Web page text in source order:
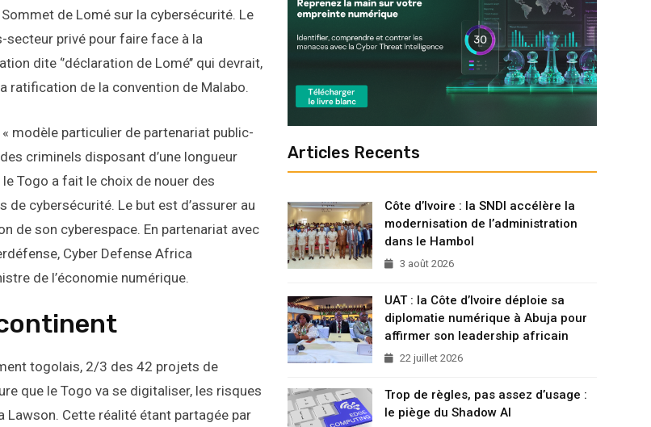
de Lomé sur la cybersécurité. Le
secteur privé pour faire face à la
dite ‘’déclaration de Lomé’’ qui devrait,
ratification de la convention de Malabo.
modèle particulier de partenariat public-
criminels disposant d’une longueur
Togo a fait le choix de nouer des
cybersécurité. Le but est d’assurer au
de son cyberespace. En partenariat avec
Cyber Defense Africa
de l’économie numérique.
togolais, 2/3 des 42 projets de
que le Togo va se digitaliser, les risques
Lawson. Cette réalité étant partagée par
Articles Recents
Côte d’Ivoire : la SNDI accélère la
modernisation de l’administration
dans le Hambol
3 août 2026
UAT : la Côte d’Ivoire déploie sa
diplomatie numérique à Abuja pour
affirmer son leadership africain
22 juillet 2026
Trop de règles, pas assez d’usage :
le piège du Shadow AI